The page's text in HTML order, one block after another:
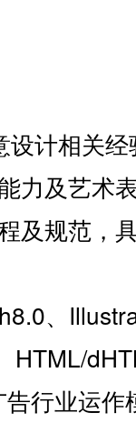
计相关
力及艺术
及规范，
、
HTML/
行业运